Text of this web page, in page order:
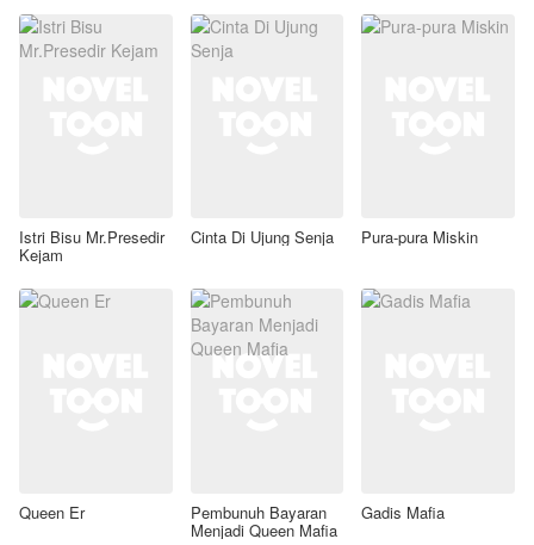
Istri Bisu Mr.Presedir
Kejam
Cinta Di Ujung Senja Pura-pura Miskin
Queen Er Pembunuh Bayaran
Menjadi Queen Mafia
Gadis Mafia